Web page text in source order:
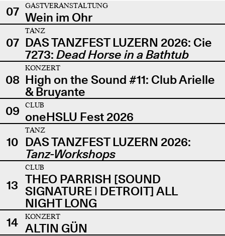
07
GASTVERANSTALTUNG
Wein im Ohr
07
TANZ
DAS TANZFEST LUZERN 2026: Cie
7273: Dead Horse in a Bathtub
08
KONZERT
High on the Sound #11: Club Arielle
& Bruyante
09
CLUB
oneHSLU Fest 2026
10
TANZ
DAS TANZFEST LUZERN 2026:
Tanz-Workshops
13
CLUB
THEO PARRISH [SOUND
SIGNATURE | DETROIT] ALL
NIGHT LONG
14
KONZERT
ALTIN GÜN